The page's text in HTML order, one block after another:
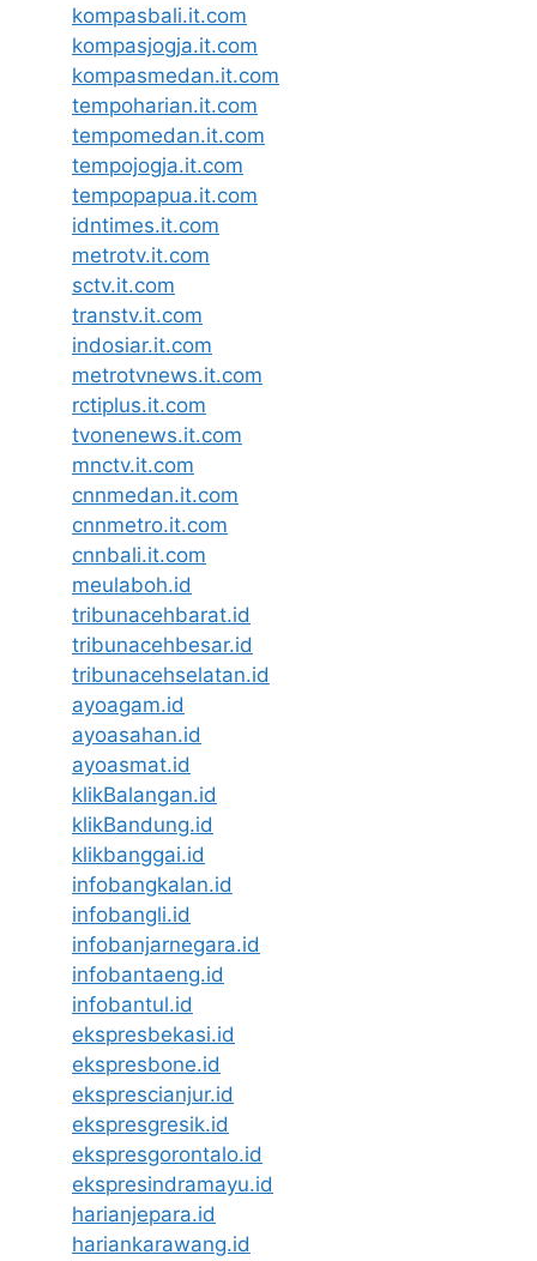
kompasbali.it.com
kompasjogja.it.com
kompasmedan.it.com
tempoharian.it.com
tempomedan.it.com
tempojogja.it.com
tempopapua.it.com
idntimes.it.com
metrotv.it.com
sctv.it.com
transtv.it.com
indosiar.it.com
metrotvnews.it.com
rctiplus.it.com
tvonenews.it.com
mnctv.it.com
cnnmedan.it.com
cnnmetro.it.com
cnnbali.it.com
meulaboh.id
tribunacehbarat.id
tribunacehbesar.id
tribunacehselatan.id
ayoagam.id
ayoasahan.id
ayoasmat.id
klikBalangan.id
klikBandung.id
klikbanggai.id
infobangkalan.id
infobangli.id
infobanjarnegara.id
infobantaeng.id
infobantul.id
ekspresbekasi.id
ekspresbone.id
eksprescianjur.id
ekspresgresik.id
ekspresgorontalo.id
ekspresindramayu.id
harianjepara.id
hariankarawang.id